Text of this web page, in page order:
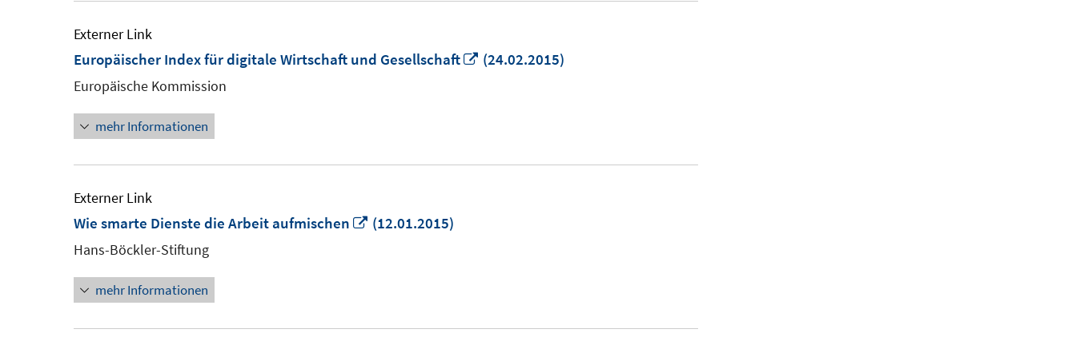
Externer Link
Europäischer Index für digitale Wirtschaft und Gesellschaft
In
(24.02.2015)
Europäische Kommission
mehr Informationen
Externer Link
Wie smarte Dienste die Arbeit aufmischen
In
(12.01.2015)
Hans-Böckler-Stiftung
mehr Informationen